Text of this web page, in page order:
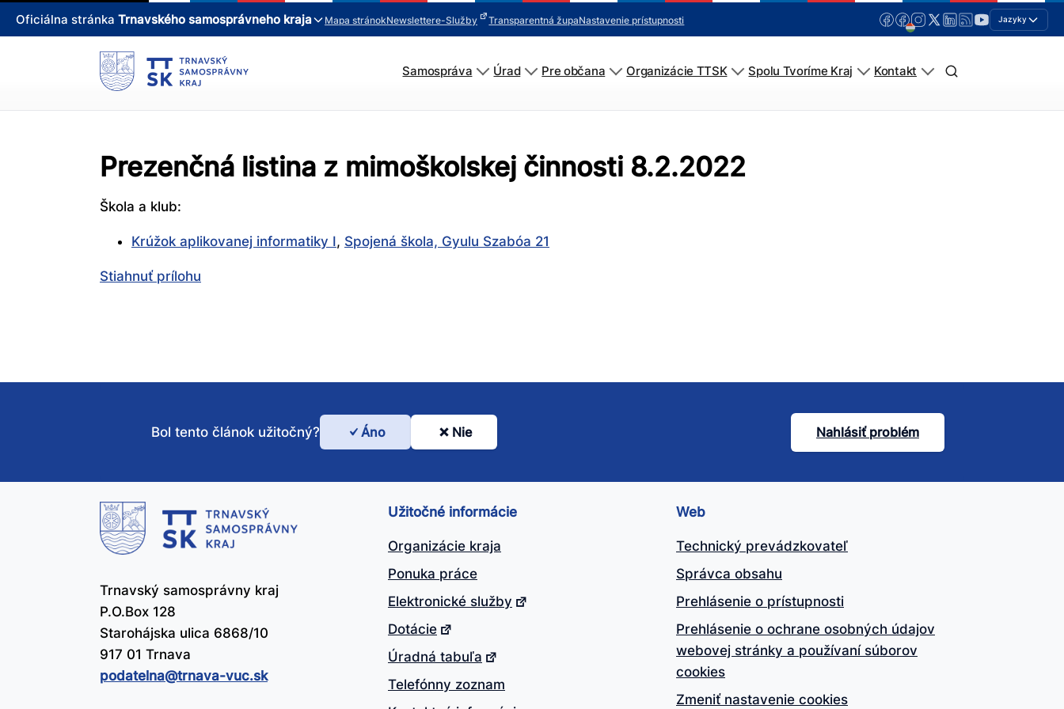
Oficiálna stránka Trnavského samosprávneho kraja Mapa stránokNewslettere-Služby Transparentná župaNastavenie prístupnosti Jazyky
Samospráva Úrad Pre občana Organizácie TTSK Spolu Tvoríme Kraj Kontakt
Prezenčná listina z mimoškolskej činnosti 8.2.2022
Škola a klub:
Krúžok aplikovanej informatiky I, Spojená škola, Gyulu Szabóa 21
Stiahnuť prílohu
Bol
tento
článok
užitočný?
Bol tento článok užitočný? Áno Nie Nahlásiť problém
Trnavský samosprávny kraj
P.O.Box 128
Starohájska ulica 6868/10
917 01 Trnava
podatelna@​trnava-vuc.sk
Užitočné informácie
Organizácie kraja
Ponuka práce
Elektronické služby
Dotácie
Úradná tabuľa
Telefónny zoznam
Web
Technický prevádzkovateľ
Správca obsahu
Prehlásenie o prístupnosti
Prehlásenie o ochrane osobných údajov
webovej stránky a používaní súborov
cookies
Zmeniť nastavenie cookies